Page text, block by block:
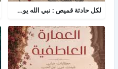
لكل حادثة قميص : نبي الله يوسف - نظرية القمصان الستة في قراءة القصة القرآنية